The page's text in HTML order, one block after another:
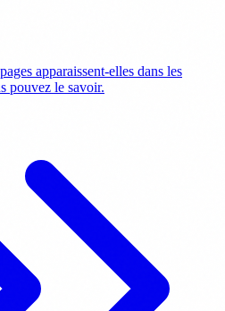
apparaissent-elles dans les
pouvez le savoir.